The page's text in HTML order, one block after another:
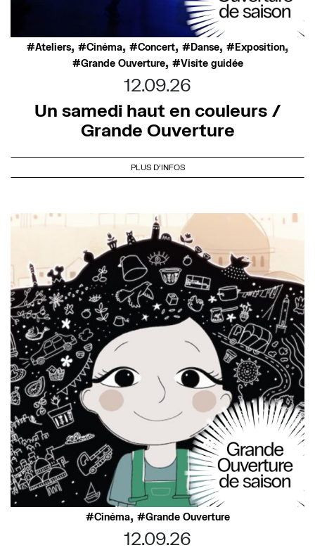
Ateliers, Cinéma, Concert, Danse, Exposition,
Grande Ouverture, Visite guidée
12.09.26
Un samedi haut en couleurs /
Grande Ouverture
PLUS D'INFOS
Cinéma, Grande Ouverture
12.09.26